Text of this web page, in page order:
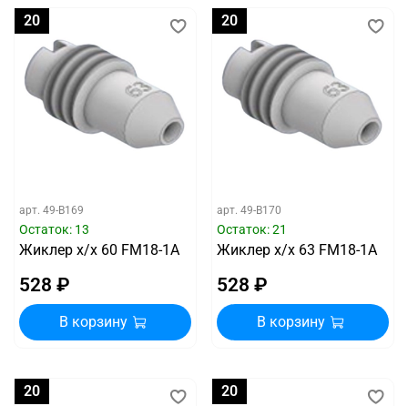
20
арт. 49-B169
Остаток: 13
Жиклер х/х 60 FM18-1A
528 ₽
В корзину
20
арт. 49-B170
Остаток: 21
Жиклер х/х 63 FM18-1A
528 ₽
В корзину
20 20